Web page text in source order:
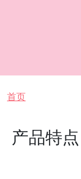
面包屑
首页
产品特点